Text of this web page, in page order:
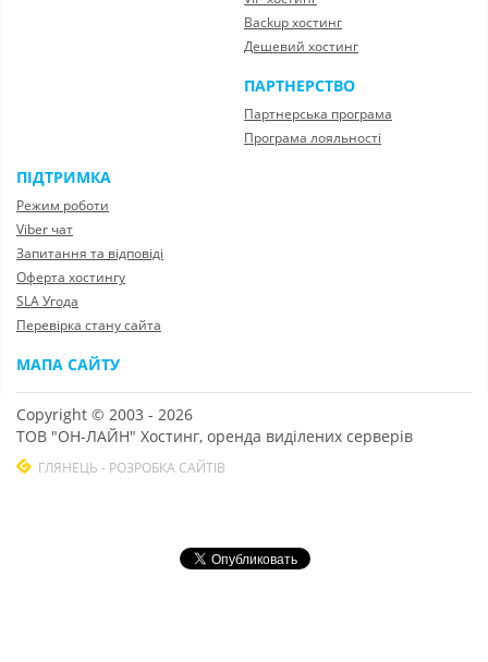
Backup хостинг
Дешевий хостинг
ПАРТНЕРСТВО
Партнерська програма
Програма лояльності
ПІДТРИМКА
Режим роботи
Viber чат
Запитання та відповіді
Оферта хостингу
SLA Угода
Перевірка стану сайта
МАПА САЙТУ
Copyright © 2003 - 2026
ТОВ "ОН-ЛАЙН" Хостинг, оренда виділених серверів
ГЛЯНЕЦЬ - РОЗРОБКА САЙТІВ